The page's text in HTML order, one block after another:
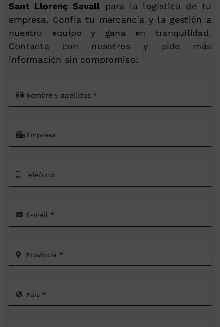
Sant Llorenç Savall para la logística de tu
empresa. Confía tu mercancía y la gestión a
nuestro equipo y gana en tranquilidad.
Contacta con nosotros y pide más
información sin compromiso: